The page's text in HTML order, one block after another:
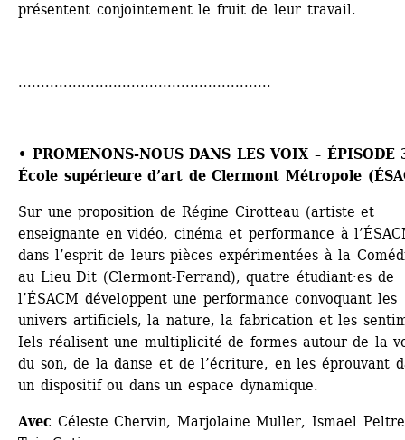
présentent conjointement le fruit de leur travail.
........................................................
• PROMENONS-NOUS DANS LES VOIX –
École supérieure d’art de Clermont Métropole
Sur une proposition de Régine Cirotteau (artiste et
enseignante en vidéo, cinéma et performance à
dans l’esprit de leurs pièces expérimentées à la
au Lieu Dit (Clermont-Ferrand), quatre étudiant·es de
l’ÉSACM développent une performance convoquant les
univers artificiels, la nature, la fabrication et les
Iels réalisent une multiplicité de formes autour de la
du son, de la danse et de l’écriture, en les éprouvant
un dispositif ou dans un espace dynamique.
Avec Céleste Chervin, Marjolaine Muller, Ismael